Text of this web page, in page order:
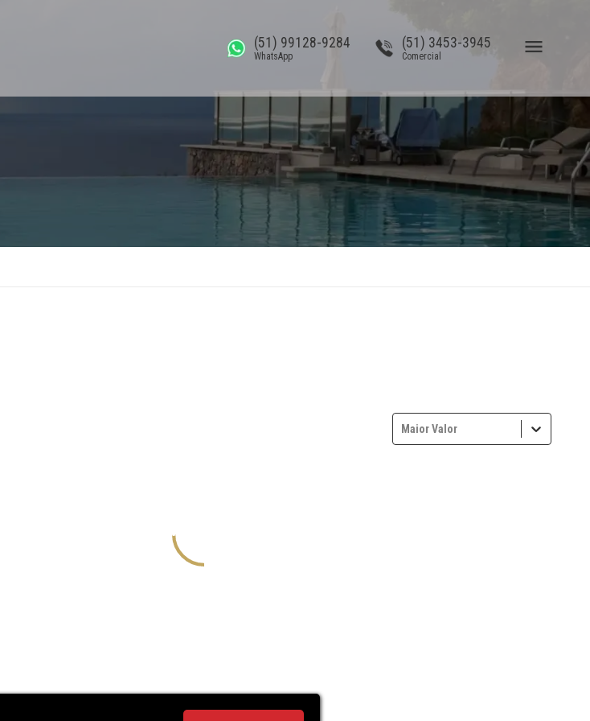
(51) 99128-9284
WhatsApp
(51) 3453-3945
Comercial
Maior Valor